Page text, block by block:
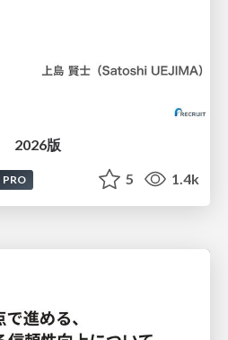
2026版
PRO 5 1.4k